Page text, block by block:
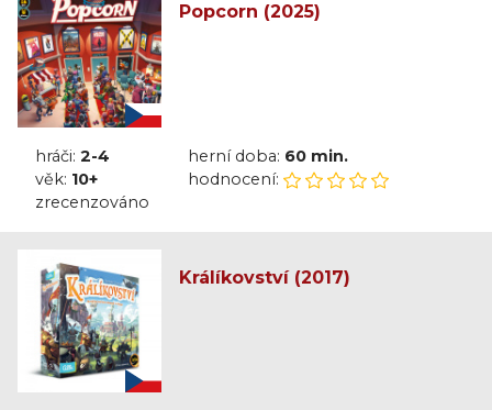
Popcorn (2025)
hráči: 2-4 herní doba: 60 min.
věk: 10+
hodnocení:
zrecenzováno
Králíkovství (2017)